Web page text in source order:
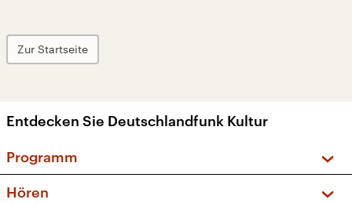
Zur Startseite
Entdecken Sie Deutschlandfunk Kultur
Programm
Hören